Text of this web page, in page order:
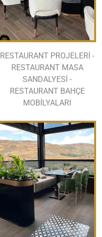
RESTAURANT PROJELERİ -
RESTAURANT MASA
SANDALYESİ -
RESTAURANT BAHÇE
MOBİLYALARI